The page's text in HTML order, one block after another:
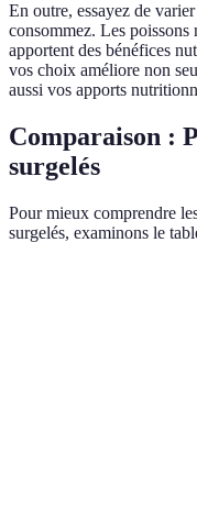
En outre, essayez de
consommez. Les poissons
apportent des bénéfices
vos choix améliore non
aussi vos apports
Comparaison :
surgelés
Pour mieux comprendre
surgelés, examinons le